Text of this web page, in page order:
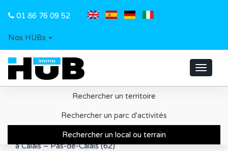
01 86 76 09 52
Nos HUBs
Toggle
Rechercher un territoire
Rechercher un parc d'activités
Rechercher un local ou terrain
Recherche d'un local ou d'un terrain
Grand Calais
À vendre – Terrains industriels de 4 705 et 4 862 m²
à Calais – Pas-de-Calais (62)